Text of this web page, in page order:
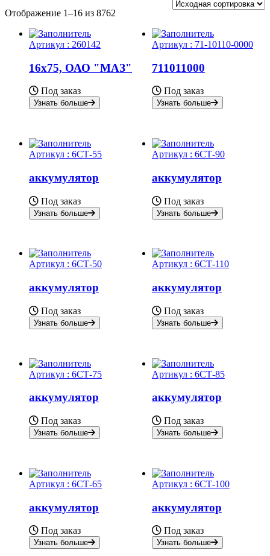
Отображение 1–16 из 8762
Артикул : 260142
16х75, ОАО "МАЗ"
Под заказ
Узнать больше
Артикул : 71-10110-0000
711011000
Под заказ
Узнать больше
Артикул : 6СТ-55
аккумулятор
Под заказ
Узнать больше
Артикул : 6СТ-90
аккумулятор
Под заказ
Узнать больше
Артикул : 6СТ-50
аккумулятор
Под заказ
Узнать больше
Артикул : 6СТ-110
аккумулятор
Под заказ
Узнать больше
Артикул : 6СТ-75
аккумулятор
Под заказ
Узнать больше
Артикул : 6СТ-85
аккумулятор
Под заказ
Узнать больше
Артикул : 6СТ-65
аккумулятор
Под заказ
Узнать больше
Артикул : 6СТ-100
аккумулятор
Под заказ
Узнать больше